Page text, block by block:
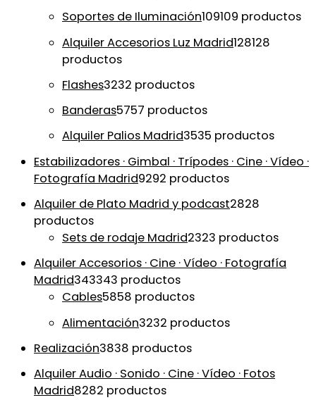
Soportes de Iluminación109109 productos
Alquiler Accesorios Luz Madrid128128
productos
Flashes3232 productos
Banderas5757 productos
Alquiler Palios Madrid3535 productos
Estabilizadores · Gimbal · Trípodes · Cine · Vídeo ·
Fotografía Madrid9292 productos
Alquiler de Plato Madrid y podcast2828
productos
Sets de rodaje Madrid2323 productos
Alquiler Accesorios · Cine · Vídeo · Fotografía
Madrid343343 productos
Cables5858 productos
Alimentación3232 productos
Realización3838 productos
Alquiler Audio · Sonido · Cine · Vídeo · Fotos
Madrid8282 productos